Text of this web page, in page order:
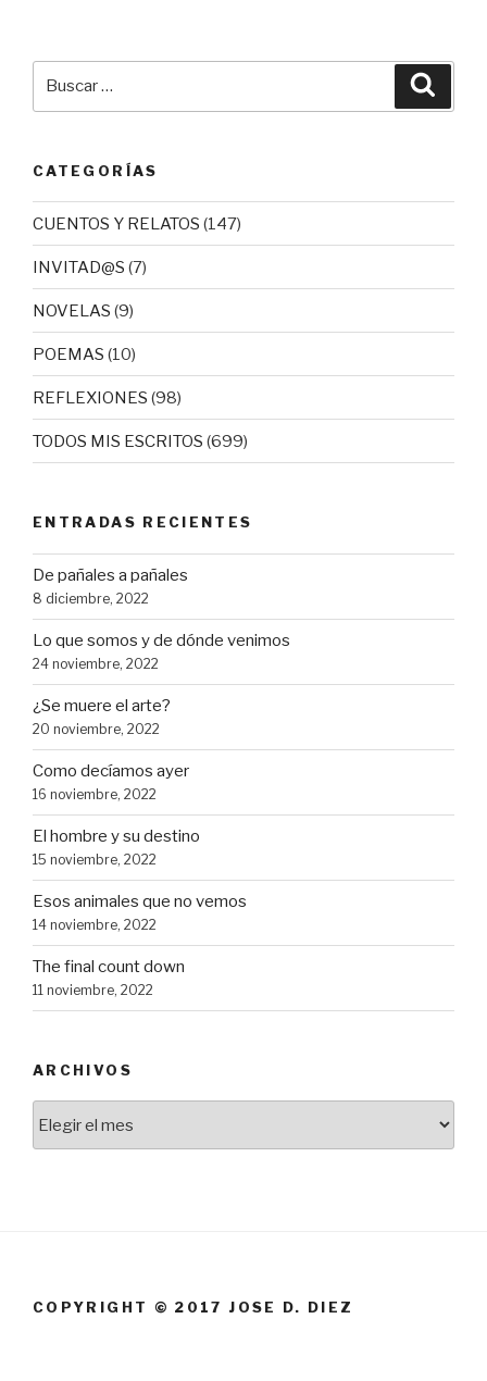
CATEGORÍAS
CUENTOS Y RELATOS (147)
INVITAD@S (7)
NOVELAS (9)
POEMAS (10)
REFLEXIONES (98)
TODOS MIS ESCRITOS (699)
ENTRADAS RECIENTES
De pañales a pañales
8 diciembre, 2022
Lo que somos y de dónde venimos
24 noviembre, 2022
¿Se muere el arte?
20 noviembre, 2022
Como decíamos ayer
16 noviembre, 2022
El hombre y su destino
15 noviembre, 2022
Esos animales que no vemos
14 noviembre, 2022
The final count down
11 noviembre, 2022
ARCHIVOS
COPYRIGHT © 2017 JOSE D. DIEZ